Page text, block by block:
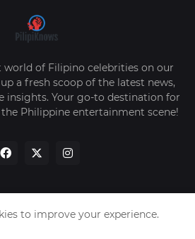
world of Filipino celebrities on our
a fresh scoop of the latest news,
insights. Your go-to destination for
Philippine entertainment scene!
Privacy Policy
Contact Us
to improve your experience.